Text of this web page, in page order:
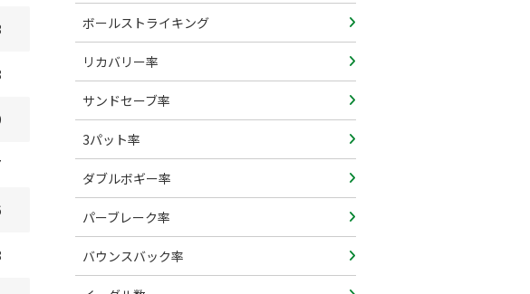
ボールストライキング
リカバリー率
サンドセーブ率
3パット率
ダブルボギー率
パーブレーク率
バウンスバック率